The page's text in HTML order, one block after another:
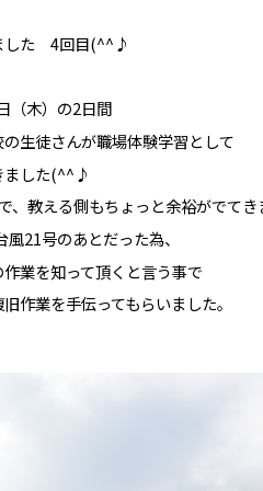
した 4回目(^^♪
（木）の2日間
生徒さんが職場体験学習として
ました(^^♪
、教える側もちょっと余裕がでてき
21号のあとだった為、
業を知って頂くと言う事で
作業を手伝ってもらいました。